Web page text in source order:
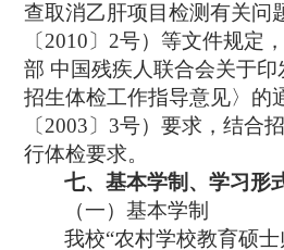
查取消乙肝项目检测有关问
〔2010 〕2号）等文件规定
部 中国残疾人联合会关于
招生体检工作指导意见〉的
〔2003 〕 3号）要求，结合
行体检要求。
七、基本学制、学习形
（一）基本学制
我校“农村学校教育硕